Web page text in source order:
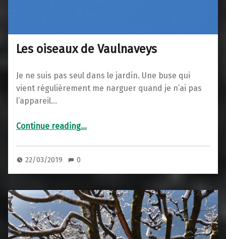
Les oiseaux de Vaulnaveys
Je ne suis pas seul dans le jardin. Une buse qui
vient régulièrement me narguer quand je n’ai pas
l’appareil…
Continue reading
“Les oiseaux de Vaulnaveys”
…
22/03/2019 0